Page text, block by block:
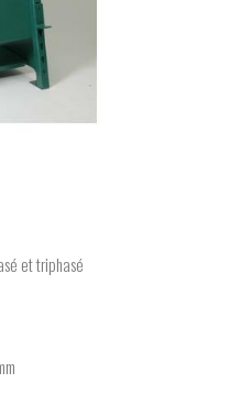
et triphasé